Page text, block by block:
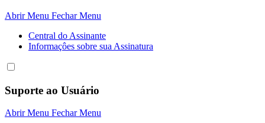
Abrir Menu Fechar Menu
Central do Assinante
Informaçôes sobre sua Assinatura
Suporte ao Usuário
Abrir Menu Fechar Menu